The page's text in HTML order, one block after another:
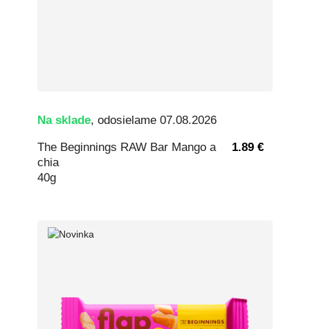
Na sklade, odosielame 07.08.2026
The Beginnings RAW Bar Mango a
chia
40g
1.89 €